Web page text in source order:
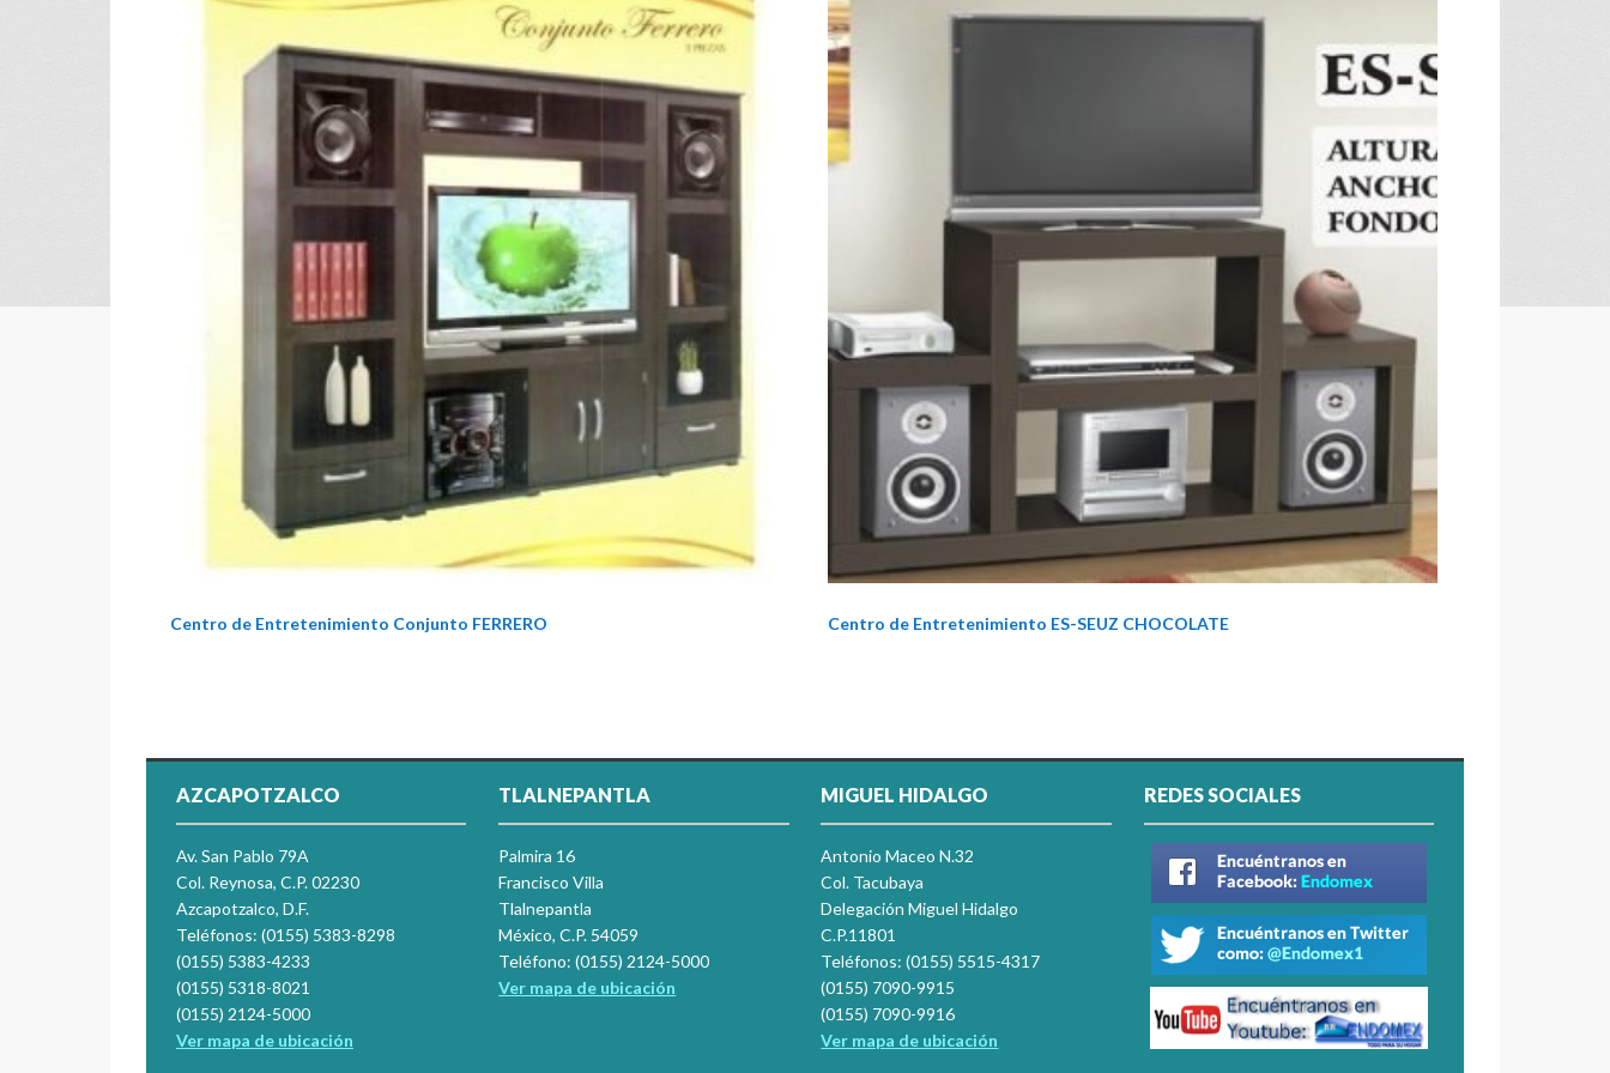
Centro de Entretenimiento Conjunto FERRERO Centro de Entretenimiento ES-SEUZ CHOCOLATE
AZCAPOTZALCO
Av. San Pablo 79A
Col. Reynosa, C.P. 02230
Azcapotzalco, D.F.
Teléfonos: (0155) 5383-8298
(0155) 5383-4233
(0155) 5318-8021
(0155) 2124-5000
Ver mapa de ubicación
TLALNEPANTLA
Palmira 16
Francisco Villa
Tlalnepantla
México, C.P. 54059
Teléfono: (0155) 2124-5000
Ver mapa de ubicación
MIGUEL HIDALGO
Antonio Maceo N.32
Col. Tacubaya
Delegación Miguel Hidalgo
C.P.11801
Teléfonos: (0155) 5515-4317
(0155) 7090-9915
(0155) 7090-9916
Ver mapa de ubicación
REDES SOCIALES